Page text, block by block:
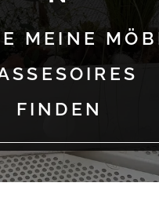
MEINE
FINDEN